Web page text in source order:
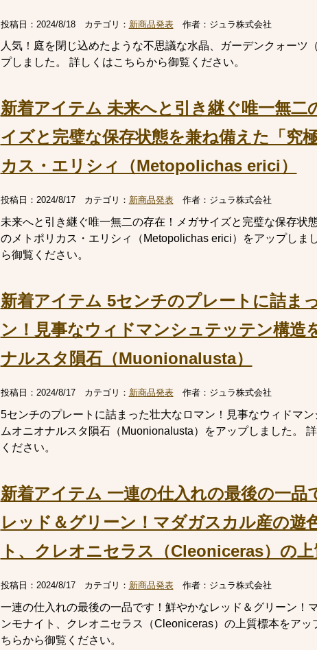
投稿日： 2024/8/18カテゴリ： 新商品発表作者： ジュラ株式会社
人気！庭を閉じ込めたような不思議な水晶、ガーデンクォーツ
プしました。 詳しくはこちらから御覧ください。
新着アイテム 未来へと引き継ぐ唯一無二
イズと完璧な保存状態を兼ね備えた「究
カス・エリシィ（Metopolichas erici）
投稿日： 2024/8/17カテゴリ： 新商品発表作者： ジュラ株式会社
未来へと引き継ぐ唯一無二の存在！メガサイズと完璧な保存状
のメトポリカス・エリシィ（Metopolichas erici）をアップしま
ら御覧ください。
新着アイテム 5センチのプレートに詰ま
ン！見事なウィドマンシュテッテン構造
ナルスタ隕石（Muonionalusta）
投稿日： 2024/8/17カテゴリ： 新商品発表作者： ジュラ株式会社
5センチのプレートに詰まった壮大なロマン！見事なウィドマ
ムオニオナルスタ隕石（Muonionalusta）をアップしました。
ください。
新着アイテム 一連の仕入れの最後の一品
レッド＆グリーン！マダガスカル産の遊
ト、クレオニセラス（Cleoniceras）の上
投稿日： 2024/8/17カテゴリ： 新商品発表作者： ジュラ株式会社
一連の仕入れの最後の一品です！鮮やかなレッド＆グリーン！
ンモナイト、クレオニセラス（Cleoniceras）の上質標本をアッ
ちらから御覧ください。